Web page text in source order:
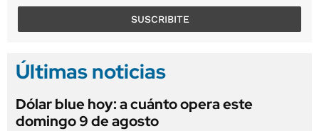
SUSCRIBITE
Últimas noticias
Dólar blue hoy: a cuánto opera este
domingo 9 de agosto